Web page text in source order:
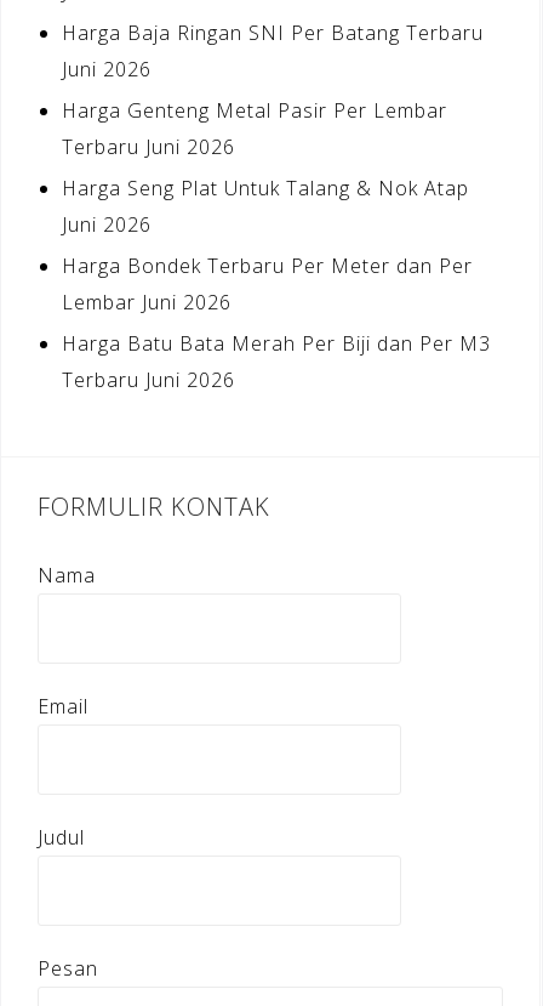
Harga Baja Ringan SNI Per Batang Terbaru
Juni 2026
Harga Genteng Metal Pasir Per Lembar
Terbaru Juni 2026
Harga Seng Plat Untuk Talang & Nok Atap
Juni 2026
Harga Bondek Terbaru Per Meter dan Per
Lembar Juni 2026
Harga Batu Bata Merah Per Biji dan Per M3
Terbaru Juni 2026
FORMULIR KONTAK
Nama
Email
Judul
Pesan